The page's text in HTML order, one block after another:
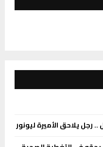
رجل يلاحق الأميرة ليونور